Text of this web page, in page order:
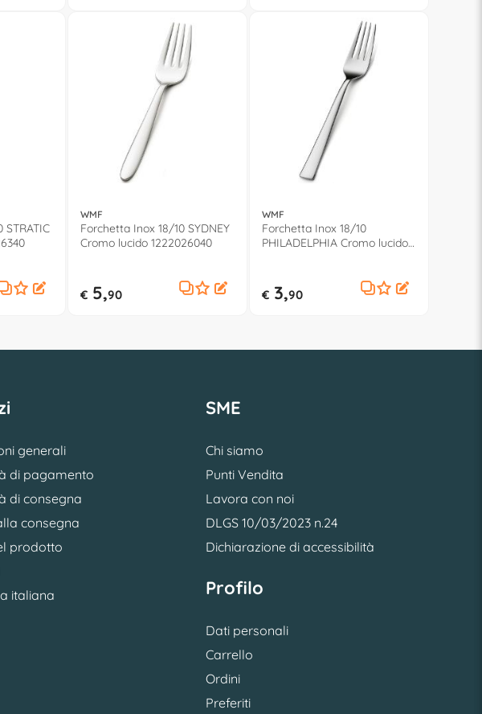
WMF
Forchetta Inox 18/10 SYDNEY
Cromo lucido 1222026040
€5,90
WMF
Forchetta Inox 18/10
PHILADELPHIA Cromo lucido
€3,90
generali
di pagamento
di consegna
consegna
prodotto
italiana
SME
Chi siamo
Punti Vendita
Lavora con noi
DLGS 10/03/2023 n.24
Dichiarazione di accessibilità
Profilo
Dati personali
Carrello
Ordini
Preferiti